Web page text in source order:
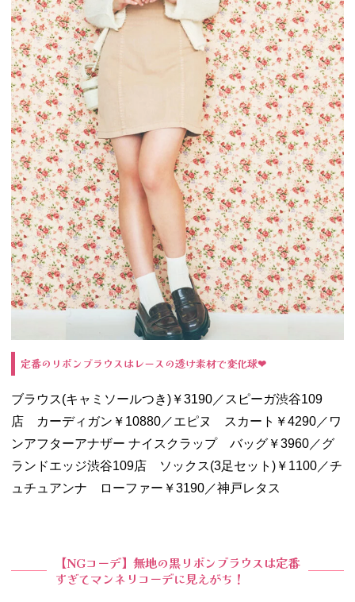
定番のリボンブラウスはレースの透け素材で変化球❤︎
ブラウス(キャミソールつき)￥3190／スピーガ渋谷109
店 カーディガン￥10880／エピヌ スカート￥4290／ワ
ンアフターアナザー ナイスクラップ バッグ￥3960／グ
ランドエッジ渋谷109店 ソックス(3足セット)￥1100／チ
ュチュアンナ ローファー￥3190／神戸レタス
【NGコーデ】無地の黒リボンブラウスは定番
すぎてマンネリコーデに見えがち！